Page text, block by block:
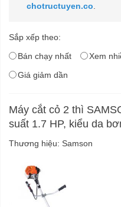
chotructuyen.co
Sắp xếp theo:
Bán chạy nhất
Xem
Giá giảm dần
Máy cắt cỏ 2 thì
suất 1.7 HP, kiểu da
Thương hiệu: Samson